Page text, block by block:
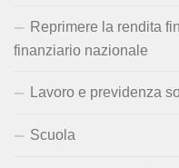
Reprimere la rendita
finanziario nazionale
Lavoro e previdenza
Scuola